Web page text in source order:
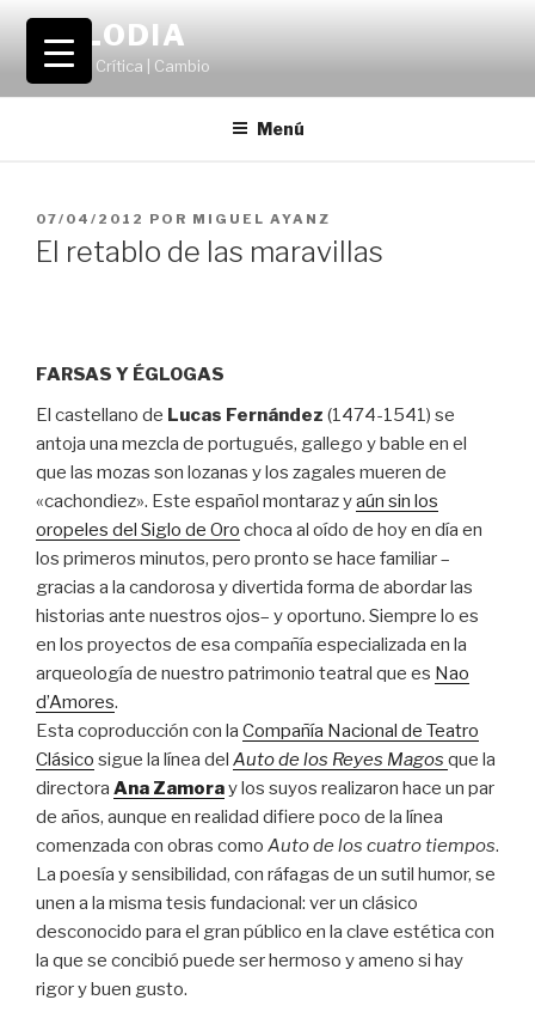
Saltar
contenido
VOLODIA
Teatro | Crítica | Cambio
Menú
PUBLICADO
EL
07/04/2012 POR MIGUEL AYANZ
El retablo de las maravillas
FARSAS Y ÉGLOGAS
El castellano de Lucas Fernández (1474-1541) se
antoja una mezcla de portugués, gallego y bable en el
que las mozas son lozanas y los zagales mueren de
«cachondiez». Este español montaraz yaún sin los
oropeles del Siglo de Oro choca al oído de hoy en día en
los primeros minutos, pero pronto se hace familiar –
gracias a la candorosa y divertida forma de abordar las
historias ante nuestros ojos– y oportuno. Siempre lo es
en los proyectos de esa compañía especializada en la
arqueología de nuestro patrimonio teatral que es Nao
d’Amores.
Esta coproducción con la Compañía Nacional de Teatro
Clásico sigue la línea del Auto de los Reyes Magos que la
directora Ana Zamoray los suyos realizaron hace un par
de años, aunque en realidad difiere poco de la línea
comenzada con obras como Auto de los cuatro tiempos.
La poesía y sensibilidad, con ráfagas de un sutil humor, se
unen a la misma tesis fundacional: ver un clásico
desconocido para el gran público en la clave estética con
la que se concibió puede ser hermoso y ameno si hay
rigor y buen gusto.